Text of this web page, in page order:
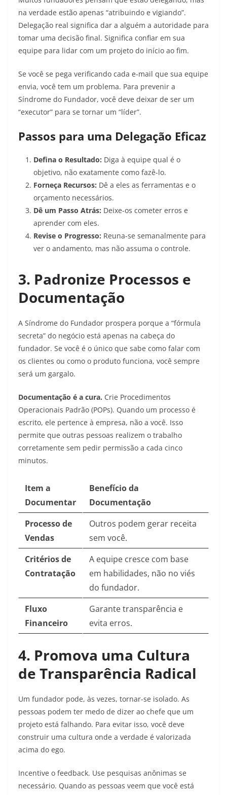
na verdade estão apenas “atribuindo e vigiando”.
Delegação real significa dar a alguém a autoridade para
tomar uma decisão final. Significa confiar em sua
equipe para lidar com um projeto do início ao fim.
Se você se pega verificando cada e-mail que sua equipe
envia, você tem um problema. Para prevenir a
Síndrome do Fundador, você deve deixar de ser um
“executor” para se tornar um “líder”.
Passos para uma Delegação Eficaz
Defina o Resultado: Diga à equipe qual é o
objetivo, não exatamente como fazê-lo.
Forneça Recursos: Dê a eles as ferramentas e o
orçamento necessários.
Dê um Passo Atrás: Deixe-os cometer erros e
aprender com eles.
Revise o Progresso: Reuna-se semanalmente para
ver o andamento, mas não assuma o controle.
3. Padronize Processos e
Documentação
A Síndrome do Fundador prospera porque a “fórmula
secreta” do negócio está apenas na cabeça do
fundador. Se você é o único que sabe como falar com
os clientes ou como o produto funciona, você sempre
será um gargalo.
Documentação é a cura. Crie Procedimentos
Operacionais Padrão (POPs). Quando um processo é
escrito, ele pertence à empresa, não a você. Isso
permite que outras pessoas realizem o trabalho
corretamente sem pedir permissão a cada cinco
minutos.
Item a
Documentar
Benefício da
Documentação
Processo de
Vendas
Outros podem gerar receita
sem você.
Critérios de
Contratação
A equipe cresce com base
em habilidades, não no viés
do fundador.
Fluxo
Financeiro
Garante transparência e
evita erros.
4. Promova uma Cultura
de Transparência Radical
Um fundador pode, às vezes, tornar-se isolado. As
pessoas podem ter medo de dizer ao chefe que um
projeto está falhando. Para evitar isso, você deve
construir uma cultura onde a verdade é valorizada
acima do ego.
Incentive o feedback. Use pesquisas anônimas se
necessário. Quando as pessoas veem que você está